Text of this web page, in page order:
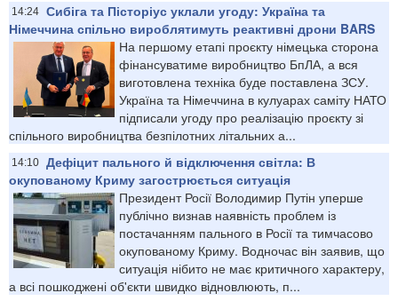
14:24 Сибіга та Пісторіус уклали угоду: Україна та
Німеччина спільно вироблятимуть реактивні дрони BARS
На першому етапі проєкту німецька сторона
фінансуватиме виробництво БпЛА, а вся
виготовлена техніка буде поставлена ЗСУ.
Україна та Німеччина в кулуарах саміту НАТО
підписали угоду про реалізацію проєкту зі
спільного виробництва безпілотних літальних а...
14:10 Дефіцит пального й відключення світла: В
окупованому Криму загострюється ситуація
Президент Росії Володимир Путін уперше
публічно визнав наявність проблем із
постачанням пального в Росії та тимчасово
окупованому Криму. Водночас він заявив, що
ситуація нібито не має критичного характеру,
а всі пошкоджені об'єкти швидко відновлюють, п...